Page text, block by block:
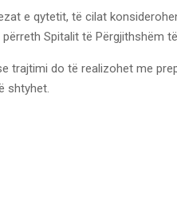
e qytetit, të cilat
Spitalit të Përgjithshëm
trajtimi do të realizohet me
shtyhet.